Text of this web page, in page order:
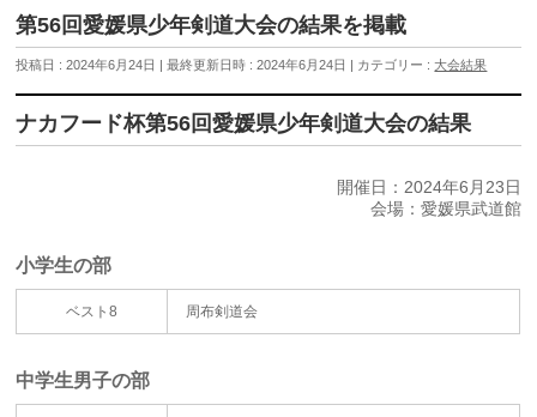
第56回愛媛県少年剣道大会の結果を掲載
投稿日 : 2024年6月24日 最終更新日時 : 2024年6月24日 カテゴリー :大会結果
ナカフード杯第56回愛媛県少年剣道大会の結果
開催日：2024年6月23日
会場：愛媛県武道館
小学生の部
ベスト8 周布剣道会
中学生男子の部